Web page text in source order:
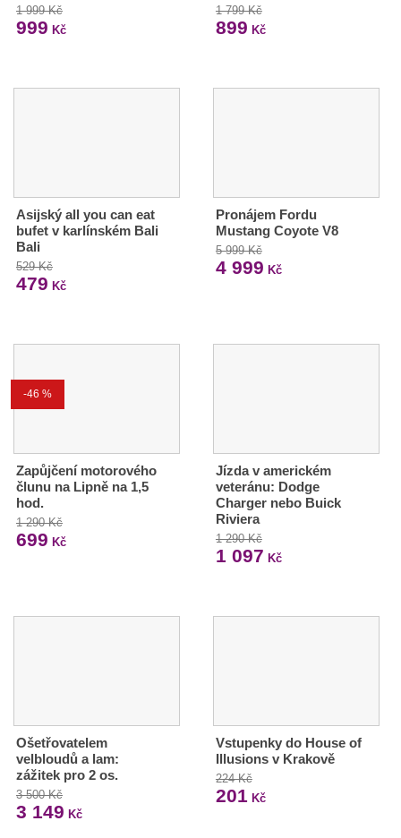
1 999 Kč
999 Kč
1 799 Kč
899 Kč
Asijský all you can eat
bufet v karlínském Bali
Bali
529 Kč
479 Kč
Pronájem Fordu
Mustang Coyote V8
5 999 Kč
4 999 Kč
-46 %
Zapůjčení motorového
člunu na Lipně na 1,5
hod.
1 290 Kč
699 Kč
Jízda v americkém
veteránu: Dodge
Charger nebo Buick
Riviera
1 290 Kč
1 097 Kč
Ošetřovatelem
velbloudů a lam:
zážitek pro 2 os.
3 500 Kč
3 149 Kč
Vstupenky do House of
Illusions v Krakově
224 Kč
201 Kč